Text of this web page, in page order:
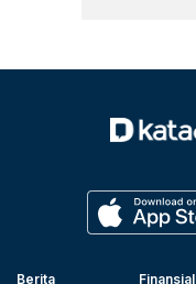
Berita
Finansial